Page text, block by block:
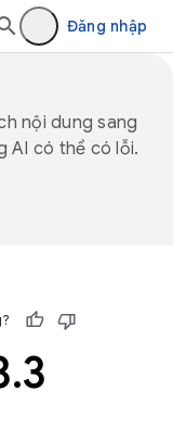
Đăng nhập
nội dung sang
AI có thể có lỗi.
.3